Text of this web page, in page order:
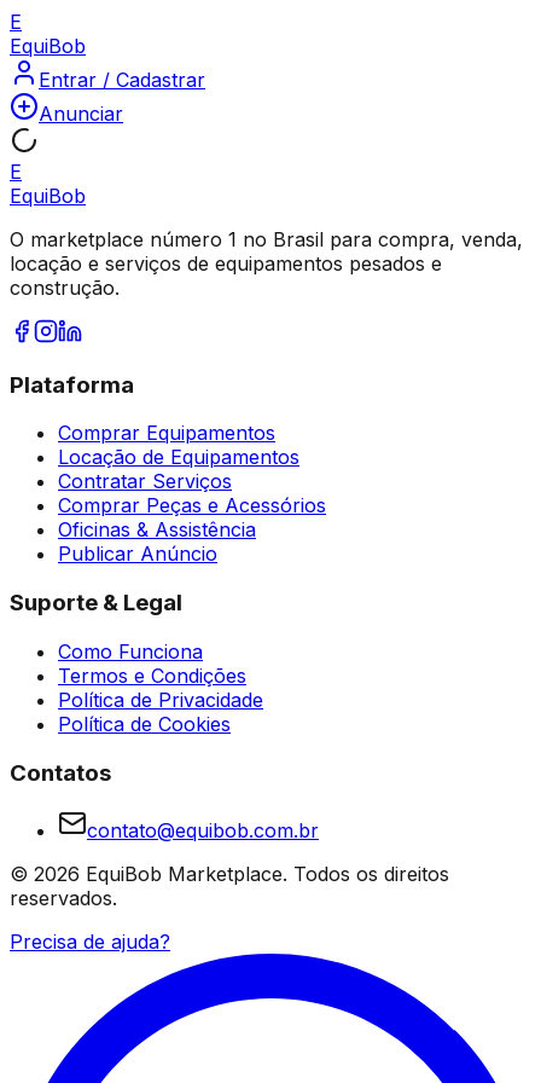
E
EquiBob
Entrar / Cadastrar
Anunciar
E
EquiBob
O marketplace número 1 no Brasil para compra, venda,
locação e serviços de equipamentos pesados e
construção.
Plataforma
Comprar Equipamentos
Locação de Equipamentos
Contratar Serviços
Comprar Peças e Acessórios
Oficinas & Assistência
Publicar Anúncio
Suporte & Legal
Como Funciona
Termos e Condições
Política de Privacidade
Política de Cookies
Contatos
contato@equibob.com.br
© 2026 EquiBob Marketplace. Todos os direitos
reservados.
Precisa de ajuda?